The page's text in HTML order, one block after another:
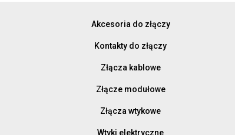
Akcesoria do złączy
Kontakty do złączy
Złącza kablowe
Złącze modułowe
Złącza wtykowe
Wtyki elektryczne